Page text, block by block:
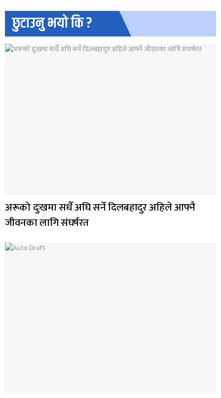
छुटाउनु भयो कि ?
अरूको दुःखमा सधैँ अघि सर्ने दिलबहादुर अहिले आफ्नै
जीवनका लागि संघर्षरत